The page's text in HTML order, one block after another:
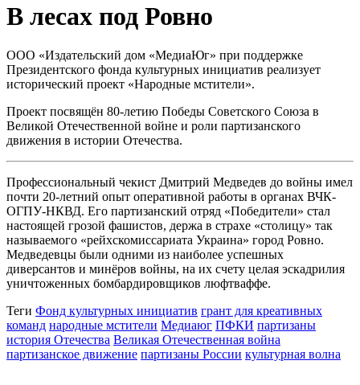
В лесах под Ровно
ООО «Издательский дом «МедиаЮг» при поддержке
Президентского фонда культурных инициатив реализует
исторический проект «Народные мстители».
Проект посвящён 80-летию Победы Советского Союза в
Великой Отечественной войне и роли партизанского
движения в истории Отечества.
Профессиональный чекист Дмитрий Медведев до войны имел
почти 20-летний опыт оперативной работы в органах ВЧК-
ОГПУ-НКВД. Его партизанский отряд «Победители» стал
настоящей грозой фашистов, держа в страхе «столицу» так
называемого «рейхскомиссариата Украина» город Ровно.
Медведевцы были одними из наиболее успешных
диверсантов и минёров войны, на их счету целая эскадрилия
уничтоженных бомбардировщиков люфтваффе.
Теги Фонд культурных инициатив грант для креативных
команд народные мстители Медиаюг ПФКИ партизаны
история Отечества Великая Отечественная война
партизанское движение партизаны России культурная волна